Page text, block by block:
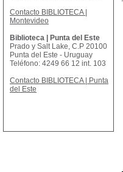
Contacto BIBLIOTECA |
Montevideo
Biblioteca | Punta del Este
Prado y Salt Lake, C.P 20100
Punta del Este - Uruguay
Teléfono: 4249 66 12 int. 103
Contacto BIBLIOTECA | Punta
del Este